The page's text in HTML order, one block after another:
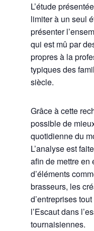
L’étude
limiter à un seul
présenter
qui est mû par
propres à la
typiques des
siècle.
Grâce à cette
possible de
quotidienne du
L’analyse est
afin de mettre en
d’éléments
brasseurs, les
d’entreprises
l’Escaut dans
tournaisiennes.